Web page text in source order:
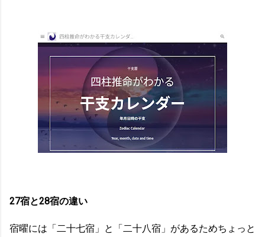
27宿と28宿の違い
宿曜には「二十七宿」と「二十八宿」があるためちょっと